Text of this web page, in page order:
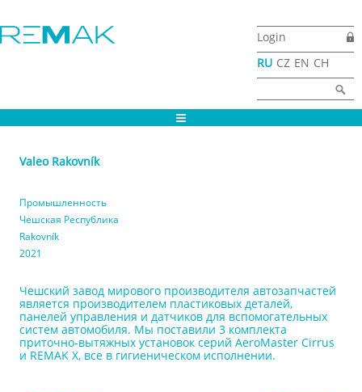
Login
RU CZ EN CH
Форма поиска
Valeo Rakovník
Промышленность
Чешская Республика
Rakovník
2021
Чешский завод мирового производителя автозапчастей
является производителем пластиковых деталей,
панелей управления и датчиков для вспомогательных
систем автомобиля. Мы поставили 3 комплекта
приточно-вытяжных установок серий AeroMaster Cirrus
и REMAK X, все в гигиеническом исполнении.